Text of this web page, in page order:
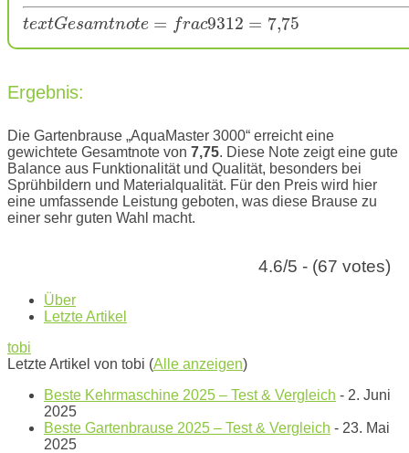
textGesamtnote = frac9312 = 7,75
Ergebnis:
Die Gartenbrause „AquaMaster 3000“ erreicht eine
gewichtete Gesamtnote von 7,75. Diese Note zeigt eine gute
Balance aus Funktionalität und Qualität, besonders bei
Sprühbildern und Materialqualität. Für den Preis wird hier
eine umfassende Leistung geboten, was diese Brause zu
einer sehr guten Wahl macht.
4.6/5 - (67 votes)
Über
Letzte Artikel
tobi
Letzte Artikel von tobi (Alle anzeigen)
Beste Kehrmaschine 2025 – Test & Vergleich - 2. Juni
2025
Beste Gartenbrause 2025 – Test & Vergleich - 23. Mai
2025